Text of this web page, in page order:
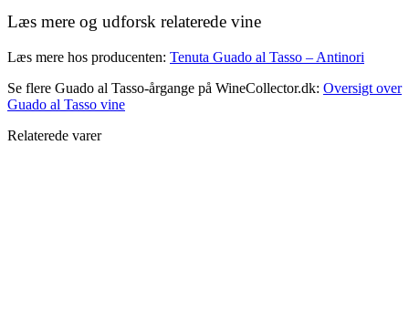
Læs mere og udforsk relaterede vine
Læs mere hos producenten: Tenuta Guado al Tasso – Antinori
Se flere Guado al Tasso-årgange på WineCollector.dk: Oversigt over
Guado al Tasso vine
Relaterede varer